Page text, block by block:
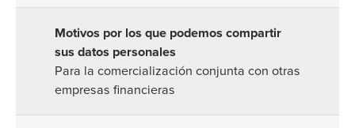
Para la comercialización conjunta con otras
empresas financieras